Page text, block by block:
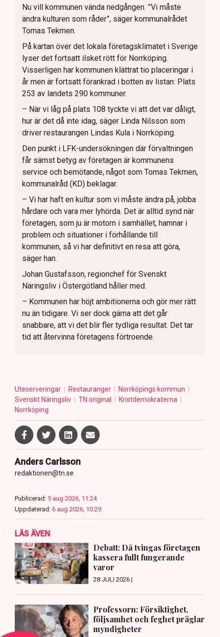
Nu vill kommunen vända nedgången. ”Vi måste
ändra kulturen som råder”, säger kommunalrådet
Tomas Tekmen.
På kartan över det lokala företagsklimatet i Sverige
lyser det fortsatt ilsket rött för Norrköping.
Visserligen har kommunen klättrat tio placeringar i
år men är fortsatt förankrad i botten av listan: Plats
253 av landets 290 kommuner.
– När vi låg på plats 108 tyckte vi att det var dåligt,
hur är det då inte idag, säger Linda Nilsson som
driver restaurangen Lindas Kula i Norrköping.
Den punkt i LFK-undersökningen där förvaltningen
får sämst betyg av företagen är kommunens
service och bemötande, något som Tomas Tekmen,
kommunalråd (KD) beklagar.
– Vi har haft en kultur som vi måste ändra på, jobba
hårdare och vara mer lyhörda. Det är alltid synd när
företagen, som ju är motorn i samhället, hamnar i
problem och situationer i förhållande till
kommunen, så vi har definitivt en resa att göra,
säger han.
Johan Gustafsson, regionchef för Svenskt
Näringsliv i Östergötland håller med.
– Kommunen har höjt ambitionerna och gör mer rätt
nu än tidigare. Vi ser dock gärna att det går
snabbare, att vi det blir fler tydliga resultat. Det tar
tid att återvinna företagens förtroende.
Uteserveringar Restauranger
Norrköpings kommun
Svenskt Näringsliv
TN original
Kristdemokraterna
Norrköping
Anders Carlsson
redaktionen@tn.se
Publicerad: 5 aug 2026, 11:24
Uppdaterad: 6 aug 2026, 10:29
LÄS ÄVEN
Debatt: Då tvingas företagen
kassera fullt fungerande
varor
28 JULI 2026 |
Professorn: Försiktighet,
följsamhet och feghet präglar
myndigheter